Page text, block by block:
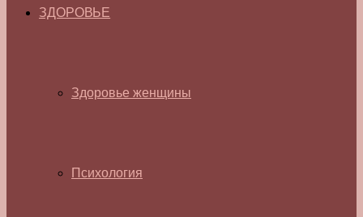
ЗДОРОВЬЕ
Здоровье женщины
Психология